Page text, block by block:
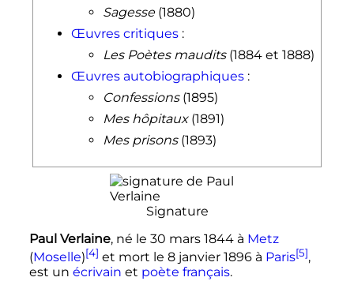
Sagesse(1880)
Œuvres critiques :
Les Poètes maudits(1884 et 1888)
Œuvres autobiographiques :
Confessions(1895)
Mes hôpitaux(1891)
Mes prisons(1893)
Signature
Paul Verlaine, né le 30 mars 1844à Metz
(Moselle)[4] et mort le 8 janvier 1896à Paris[5],
est un écrivain et poète français.